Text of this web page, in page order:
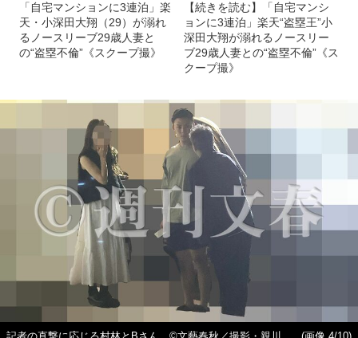
「自宅マンションに3連泊」楽
天・小深田大翔（29）が溺れ
るノースリーブ29歳人妻と
の“盗塁不倫”《スクープ撮》
【続きを読む】「自宅マンシ
ョンに3連泊」楽天“盗塁王”小
深田大翔が溺れるノースリー
ブ29歳人妻との“盗塁不倫”《ス
クープ撮》